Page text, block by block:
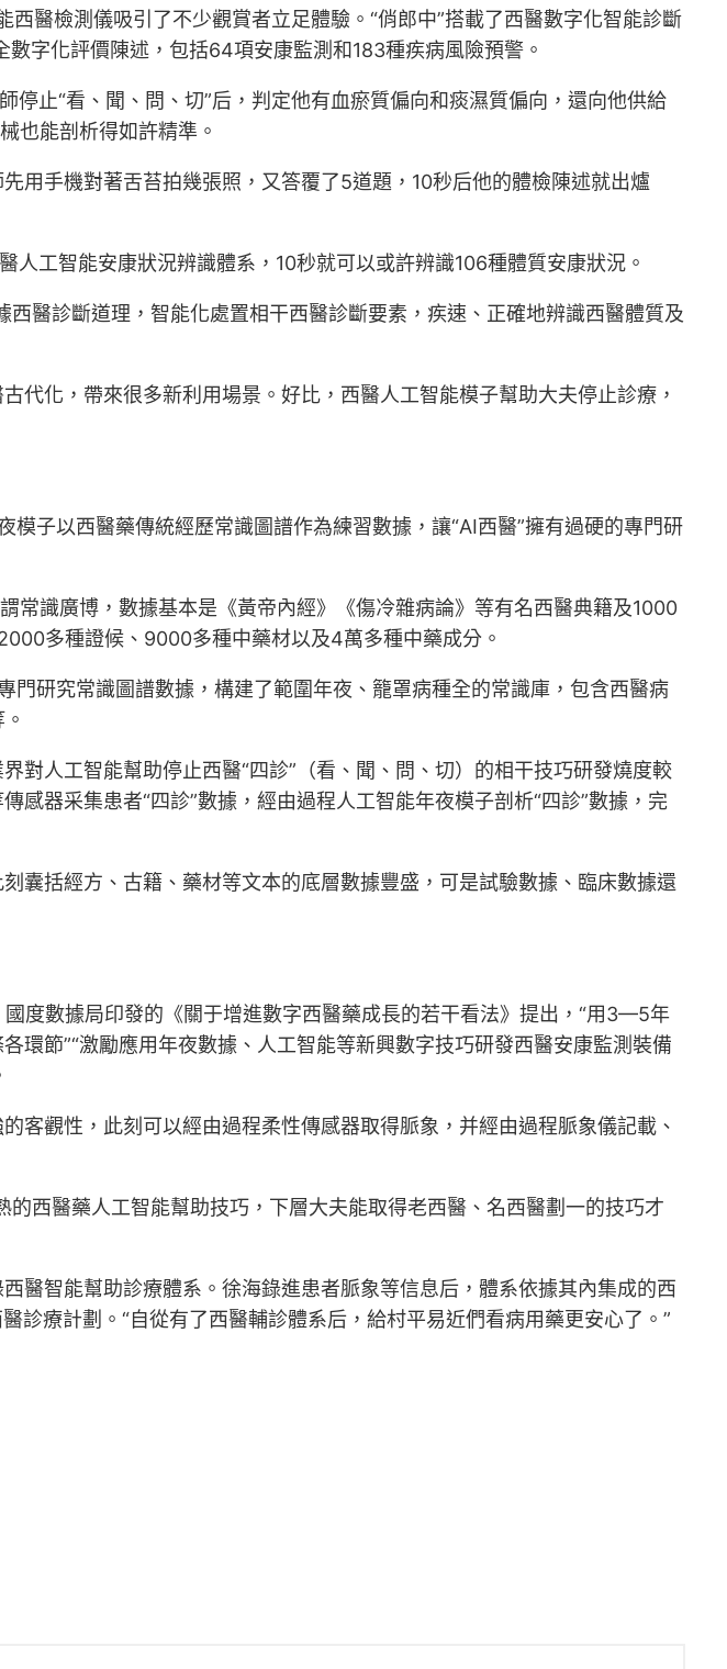
醫檢測儀吸引了不少觀賞者立足體驗。“俏郎中”搭載了西醫數字化智能診斷
字化評價陳述，包括64項安康監測和183種疾病風險預警。
止“看、聞、問、切”后，判定他有血瘀質偏向和痰濕質偏向，還向他供給
也能剖析得如許精準。
用手機對著舌苔拍幾張照，又答覆了5道題，10秒后他的體檢陳述就出爐
工智能安康狀況辨識體系，10秒就可以或許辨識106種體質安康狀況。
醫診斷道理，智能化處置相干西醫診斷要素，疾速、正確地辨識西醫體質及
代化，帶來很多新利用場景。好比，西醫人工智能模子幫助大夫停止診療，
模子以西醫藥傳統經歷常識圖譜作為練習數據，讓“AI西醫”擁有過硬的專門研
常識廣博，數據基本是《黃帝內經》《傷冷雜病論》等有名西醫典籍及1000
多種證候、9000多種中藥材以及4萬多種中藥成分。
門研究常識圖譜數據，構建了範圍年夜、籠罩病種全的常識庫，包含西醫病
對人工智能幫助停止西醫“四診”（看、聞、問、切）的相干技巧研發燒度較
感器采集患者“四診”數據，經由過程人工智能年夜模子剖析“四診”數據，完
囊括經方、古籍、藥材等文本的底層數據豐盛，可是試驗數據、臨床數據還
度數據局印發的《關于增進數字西醫藥成長的若干看法》提出，“用3—5年
環節”“激勵應用年夜數據、人工智能等新興數字技巧研發西醫安康監測裝備
客觀性，此刻可以經由過程柔性傳感器取得脈象，并經由過程脈象儀記載、
西醫藥人工智能幫助技巧，下層大夫能取得老西醫、名西醫劃一的技巧才
醫智能幫助診療體系。徐海錄進患者脈象等信息后，體系依據其內集成的西
療計劃。“自從有了西醫輔診體系后，給村平易近們看病用藥更安心了。”